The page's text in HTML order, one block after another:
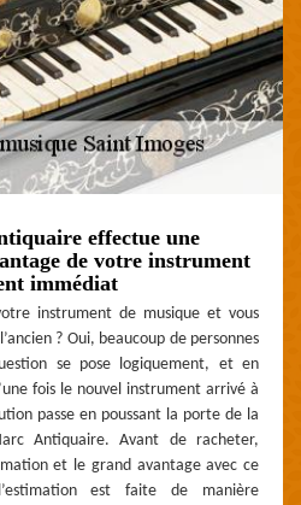
effectue une
de votre instrument
immédiat
instrument de musique et vous
? Oui, beaucoup de personnes
se pose logiquement, et en
fois le nouvel instrument arrivé à
passe en poussant la porte de la
Antiquaire. Avant de racheter,
et le grand avantage avec ce
est faite de manière